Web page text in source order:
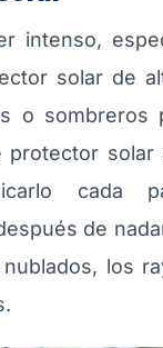
intenso,
solar de
o sombreros
protector
cada
de
los